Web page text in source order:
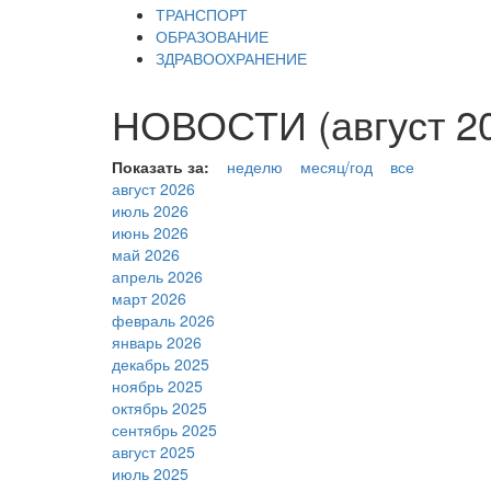
ТРАНСПОРТ
ОБРАЗОВАНИЕ
ЗДРАВООХРАНЕНИЕ
НОВОСТИ (август
Показать за: неделю месяц/год
все
август 2026
июль 2026
июнь 2026
май 2026
апрель 2026
март 2026
февраль 2026
январь 2026
декабрь 2025
ноябрь 2025
октябрь 2025
сентябрь 2025
август 2025
июль 2025